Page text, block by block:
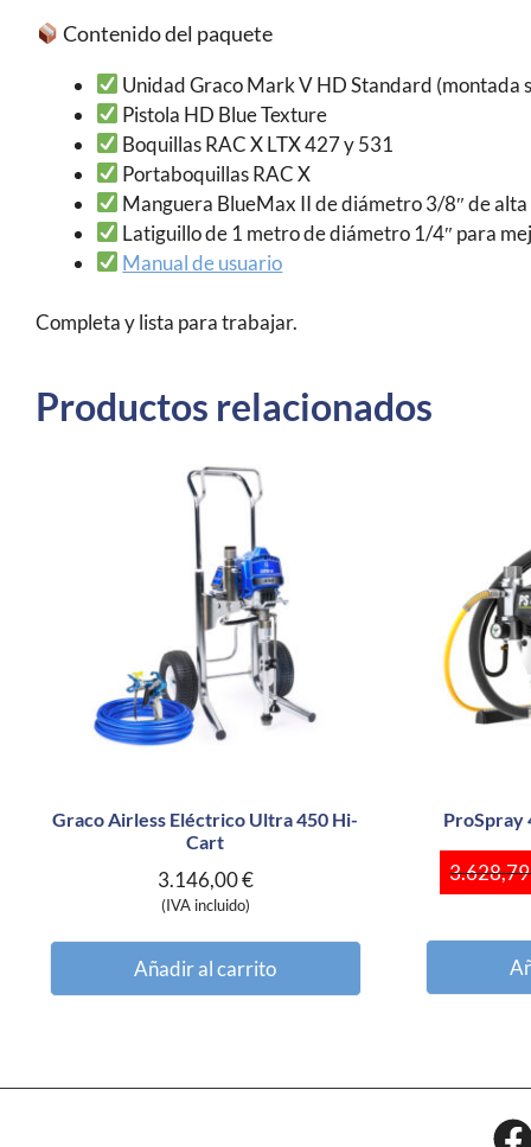
Contenido del paquete
Unidad Graco Mark V HD Standard (montada
Pistola HD Blue Texture
Boquillas RAC X LTX 427 y 531
Portaboquillas RAC X
Manguera BlueMax II de diámetro 3/8″ de
Latiguillo de 1 metro de diámetro 1/4″ para
Manual de usuario
Completa y lista para trabajar.
Productos relacionados
Graco Airless Eléctrico Ultra 450 Hi-
Cart
3.146,00€
(IVA incluido)
Añadir al carrito
ProSpray